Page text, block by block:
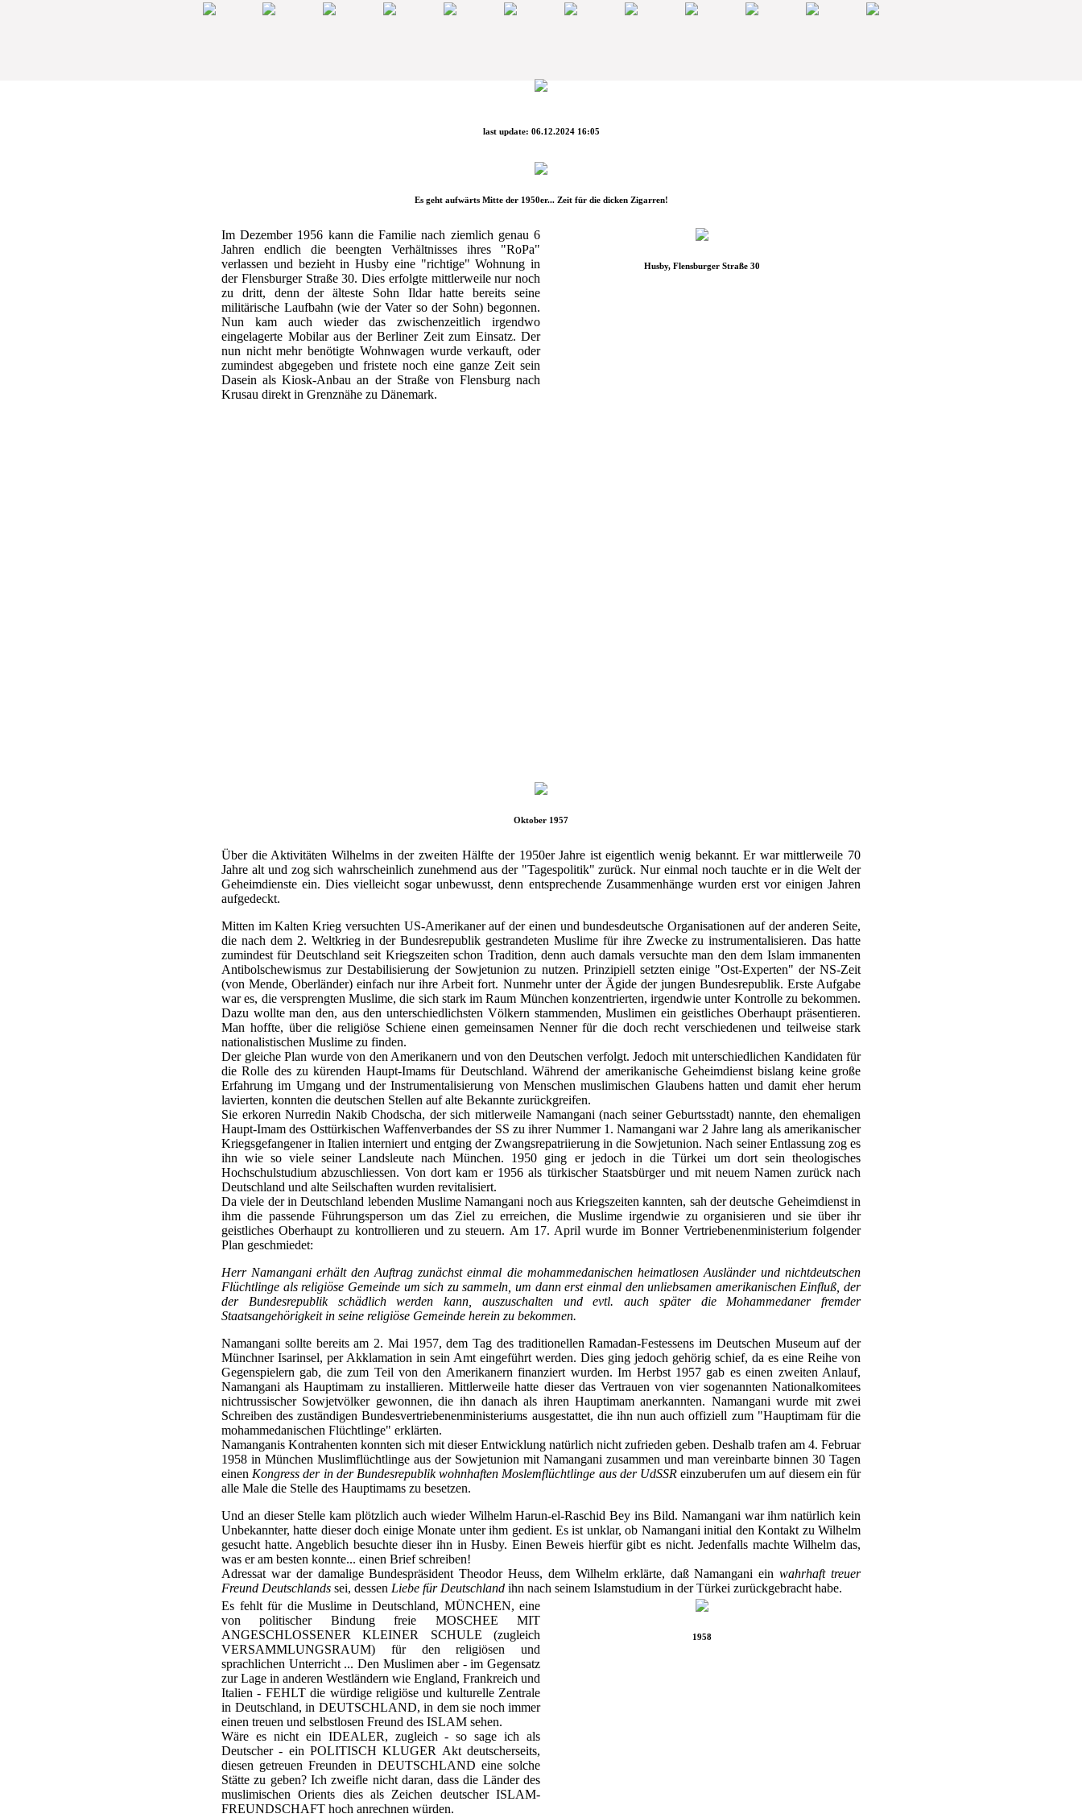
last update: 06.12.2024 16:05
Es geht aufwärts Mitte der 1950er... Zeit für die dicken Zigarren!
Im Dezember 1956 kann die Familie nach ziemlich genau 6
Jahren endlich die beengten Verhältnisses ihres "RoPa"
verlassen und bezieht in Husby eine "richtige" Wohnung in
der Flensburger Straße 30. Dies erfolgte mittlerweile nur noch
zu dritt, denn der älteste Sohn Ildar hatte bereits seine
militärische Laufbahn (wie der Vater so der Sohn) begonnen.
Nun kam auch wieder das zwischenzeitlich irgendwo
eingelagerte Mobilar aus der Berliner Zeit zum Einsatz. Der
nun nicht mehr benötigte Wohnwagen wurde verkauft, oder
zumindest abgegeben und fristete noch eine ganze Zeit sein
Dasein als Kiosk-Anbau an der Straße von Flensburg nach
Krusau direkt in Grenznähe zu Dänemark.
Husby, Flensburger Straße 30
Oktober 1957
Über die Aktivitäten Wilhelms in der zweiten Hälfte der 1950er Jahre ist eigentlich wenig bekannt. Er war mittlerweile 70
Jahre alt und zog sich wahrscheinlich zunehmend aus der "Tagespolitik" zurück. Nur einmal noch tauchte er in die Welt der
Geheimdienste ein. Dies vielleicht sogar unbewusst, denn entsprechende Zusammenhänge wurden erst vor einigen Jahren
aufgedeckt.
Mitten im Kalten Krieg versuchten US-Amerikaner auf der einen und bundesdeutsche Organisationen auf der anderen Seite,
die nach dem 2. Weltkrieg in der Bundesrepublik gestrandeten Muslime für ihre Zwecke zu instrumentalisieren. Das hatte
zumindest für Deutschland seit Kriegszeiten schon Tradition, denn auch damals versuchte man den dem Islam immanenten
Antibolschewismus zur Destabilisierung der Sowjetunion zu nutzen. Prinzipiell setzten einige "Ost-Experten" der NS-Zeit
(von Mende, Oberländer) einfach nur ihre Arbeit fort. Nunmehr unter der Ägide der jungen Bundesrepublik. Erste Aufgabe
war es, die versprengten Muslime, die sich stark im Raum München konzentrierten, irgendwie unter Kontrolle zu bekommen.
Dazu wollte man den, aus den unterschiedlichsten Völkern stammenden, Muslimen ein geistliches Oberhaupt präsentieren.
Man hoffte, über die religiöse Schiene einen gemeinsamen Nenner für die doch recht verschiedenen und teilweise stark
nationalistischen Muslime zu finden.
Der gleiche Plan wurde von den Amerikanern und von den Deutschen verfolgt. Jedoch mit unterschiedlichen Kandidaten für
die Rolle des zu kürenden Haupt-Imams für Deutschland. Während der amerikanische Geheimdienst bislang keine große
Erfahrung im Umgang und der Instrumentalisierung von Menschen muslimischen Glaubens hatten und damit eher herum
lavierten, konnten die deutschen Stellen auf alte Bekannte zurückgreifen.
Sie erkoren Nurredin Nakib Chodscha, der sich mitlerweile Namangani (nach seiner Geburtsstadt) nannte, den ehemaligen
Haupt-Imam des Osttürkischen Waffenverbandes der SS zu ihrer Nummer 1. Namangani war 2 Jahre lang als amerikanischer
Kriegsgefangener in Italien interniert und entging der Zwangsrepatriierung in die Sowjetunion. Nach seiner Entlassung zog es
ihn wie so viele seiner Landsleute nach München. 1950 ging er jedoch in die Türkei um dort sein theologisches
Hochschulstudium abzuschliessen. Von dort kam er 1956 als türkischer Staatsbürger und mit neuem Namen zurück nach
Deutschland und alte Seilschaften wurden revitalisiert.
Da viele der in Deutschland lebenden Muslime Namangani noch aus Kriegszeiten kannten, sah der deutsche Geheimdienst in
ihm die passende Führungsperson um das Ziel zu erreichen, die Muslime irgendwie zu organisieren und sie über ihr
geistliches Oberhaupt zu kontrollieren und zu steuern. Am 17. April wurde im Bonner Vertriebenenministerium folgender
Plan geschmiedet:
Herr Namangani erhält den Auftrag zunächst einmal die mohammedanischen heimatlosen Ausländer und nichtdeutschen
Flüchtlinge als religiöse Gemeinde um sich zu sammeln, um dann erst einmal den unliebsamen amerikanischen Einfluß, der
der Bundesrepublik schädlich werden kann, auszuschalten und evtl. auch später die Mohammedaner fremder
Staatsangehörigkeit in seine religiöse Gemeinde herein zu bekommen.
Namangani sollte bereits am 2. Mai 1957, dem Tag des traditionellen Ramadan-Festessens im Deutschen Museum auf der
Münchner Isarinsel, per Akklamation in sein Amt eingeführt werden. Dies ging jedoch gehörig schief, da es eine Reihe von
Gegenspielern gab, die zum Teil von den Amerikanern finanziert wurden. Im Herbst 1957 gab es einen zweiten Anlauf,
Namangani als Hauptimam zu installieren. Mittlerweile hatte dieser das Vertrauen von vier sogenannten Nationalkomitees
nichtrussischer Sowjetvölker gewonnen, die ihn danach als ihren Hauptimam anerkannten. Namangani wurde mit zwei
Schreiben des zuständigen Bundesvertriebenenministeriums ausgestattet, die ihn nun auch offiziell zum "Hauptimam für die
mohammedanischen Flüchtlinge" erklärten.
Namanganis Kontrahenten konnten sich mit dieser Entwicklung natürlich nicht zufrieden geben. Deshalb trafen am 4. Februar
1958 in München Muslimflüchtlinge aus der Sowjetunion mit Namangani zusammen und man vereinbarte binnen 30 Tagen
einen Kongress der in der Bundesrepublik wohnhaften Moslemflüchtlinge aus der UdSSReinzuberufen um auf diesem ein für
alle Male die Stelle des Hauptimams zu besetzen.
Und an dieser Stelle kam plötzlich auch wieder Wilhelm Harun-el-Raschid Bey ins Bild. Namangani war ihm natürlich kein
Unbekannter, hatte dieser doch einige Monate unter ihm gedient. Es ist unklar, ob Namangani initial den Kontakt zu Wilhelm
gesucht hatte. Angeblich besuchte dieser ihn in Husby. Einen Beweis hierfür gibt es nicht. Jedenfalls machte Wilhelm das,
was er am besten konnte... einen Brief schreiben!
Adressat war der damalige Bundespräsident Theodor Heuss, dem Wilhelm erklärte, daß Namangani einwahrhaft treuer
Freund Deutschlands sei, dessen Liebe für Deutschland ihn nach seinem Islamstudium in der Türkei zurückgebracht habe.
Es fehlt für die Muslime in Deutschland, MÜNCHEN, eine
von politischer Bindung freie MOSCHEE MIT
ANGESCHLOSSENER KLEINER SCHULE (zugleich
VERSAMMLUNGSRAUM) für den religiösen und
sprachlichen Unterricht ... Den Muslimen aber - im Gegensatz
zur Lage in anderen Westländern wie England, Frankreich und
Italien - FEHLT die würdige religiöse und kulturelle Zentrale
in Deutschland, in DEUTSCHLAND, in dem sie noch immer
einen treuen und selbstlosen Freund des ISLAM sehen.
Wäre es nicht ein IDEALER, zugleich - so sage ich als
Deutscher - ein POLITISCH KLUGER Akt deutscherseits,
diesen getreuen Freunden in DEUTSCHLAND eine solche
Stätte zu geben? Ich zweifle nicht daran, dass die Länder des
muslimischen Orients dies als Zeichen deutscher ISLAM-
FREUNDSCHAFT hoch anrechnen würden.
1958